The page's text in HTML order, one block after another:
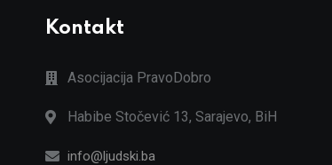
Kontakt
Asocijacija PravoDobro
Habibe Stočević 13, Sarajevo, BiH
info@ljudski.ba